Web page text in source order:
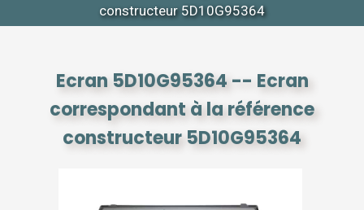
constructeur 5D10G95364
Ecran 5D10G95364 -- Ecran
correspondant à la référence
constructeur 5D10G95364